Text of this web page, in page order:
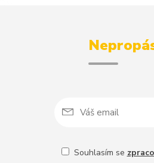
Souhlasím se